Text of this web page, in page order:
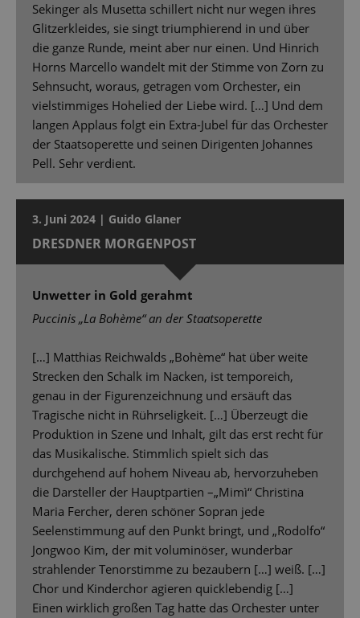
Sekinger als Musetta schillert nicht nur wegen ihres
Glitzerkleides, sie singt triumphierend in und über
die ganze Runde, meint aber nur einen. Und Hinrich
Horns Marcello wandelt mit der Stimme von Zorn zu
Sehnsucht, woraus, getragen vom Orchester, ein
vielstimmiges Hohelied der Liebe wird. […] Und dem
langen Applaus folgt ein Extra-Jubel für das Orchester
der Staatsoperette und seinen Dirigenten Johannes
Pell. Sehr verdient.
3. Juni 2024 | Guido Glaner
DRESDNER MORGENPOST
Unwetter in Gold gerahmt
Puccinis „La Bohème“ an der Staatsoperette
[…] Matthias Reichwalds „Bohème“ hat über weite
Strecken den Schalk im Nacken, ist temporeich,
genau in der Figurenzeichnung und ersäuft das
Tragische nicht in Rührseligkeit. […] Überzeugt die
Produktion in Szene und Inhalt, gilt das erst recht für
das Musikalische. Stimmlich spielt sich das
durchgehend auf hohem Niveau ab, hervorzuheben
die Darsteller der Hauptpartien –„Mimì“ Christina
Maria Fercher, deren schöner Sopran jede
Seelenstimmung auf den Punkt bringt, und „Rodolfo“
Jongwoo Kim, der mit voluminöser, wunderbar
strahlender Tenorstimme zu bezaubern […] weiß. […]
Chor und Kinderchor agieren quicklebendig […]
Einen wirklich großen Tag hatte das Orchester unter